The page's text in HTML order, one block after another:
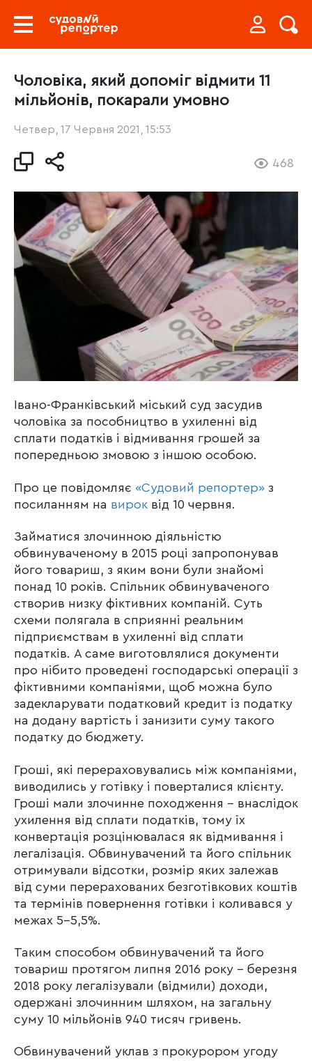
Чоловіка, який допоміг відмити 11
мільйонів, покарали умовно
Четвер, 17 Червня 2021, 15:53
468
Івано-Франківський міський суд засудив
чоловіка за пособництво в ухиленні від
сплати податків і відмивання грошей за
попередньою змовою з іншою особою.
Про це повідомляє «Судовий репортер» з
посиланням на вирок від 10 червня.
Займатися злочинною діяльністю
обвинуваченому в 2015 році запропонував
його товариш, з яким вони були знайомі
понад 10 років. Спільник обвинуваченого
створив низку фіктивних компаній. Суть
схеми полягала в сприянні реальним
підприємствам в ухиленні від сплати
податків. А саме виготовлялися документи
про нібито проведені господарські операції з
фіктивними компаніями, щоб можна було
задекларувати податковий кредит із податку
на додану вартість і занизити суму такого
податку до бюджету.
Гроші, які перераховувались між компаніями,
виводились у готівку і поверталися клієнту.
Гроші мали злочинне походження – внаслідок
ухилення від сплати податків, тому їх
конвертація розцінювалася як відмивання і
легалізація. Обвинувачений та його спільник
отримували відсотки, розмір яких залежав
від суми перерахованих безготівкових коштів
та термінів повернення готівки і коливався у
межах 5-5,5%.
Таким способом обвинувачений та його
товариш протягом липня 2016 року – березня
2018 року легалізували (відмили) доходи,
одержані злочинним шляхом, на загальну
суму 10 мільйонів 940 тисяч гривень.
Обвинувачений уклав з прокурором угоду